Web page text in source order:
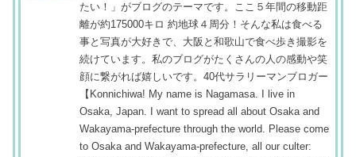
たい！」がブログのテーマです。ここ５年間の移動距
離が約175000キロ 約地球４周分！そんな私は食べる
事と写真が大好きで、大阪と和歌山で食べ歩き撮影を
続けています。私のブログがたくさんの人の感動や笑
顔に繋がれば嬉しいです。40代サラリーマンブロガー
【Konnichiwa! My name is Nagamasa. I live in
Osaka, Japan. I want to spread all about Osaka and
Wakayama-prefecture through the world. Please come
to Osaka and Wakayama-prefecture, all our culter: